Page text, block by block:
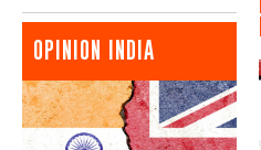
OPINION INDIA